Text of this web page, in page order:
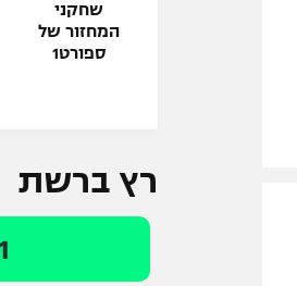
שחקני
המחזור של
ספורט1
רץ ברשת